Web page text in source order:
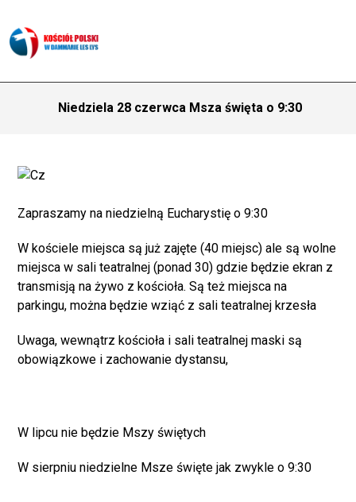
Niedziela 28 czerwca Msza święta o 9:30
Zapraszamy na niedzielną Eucharystię o 9:30
W kościele miejsca są już zajęte (40 miejsc) ale są wolne
miejsca w sali teatralnej (ponad 30) gdzie będzie ekran z
transmisją na żywo z kościoła. Są też miejsca na
parkingu, można będzie wziąć z sali teatralnej krzesła
Uwaga, wewnątrz kościoła i sali teatralnej maski są
obowiązkowe i zachowanie dystansu,
W lipcu nie będzie Mszy świętych
W sierpniu niedzielne Msze święte jak zwykle o 9:30